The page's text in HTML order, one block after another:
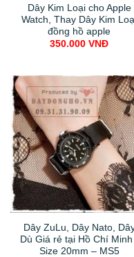
Dây Kim Loại cho Apple
Watch, Thay Dây Kim
đồng hồ apple
350.000 VNĐ
Dây ZuLu, Dây Nato,
Dù Giá rẻ tại Hồ Chí
Size 20mm – MS5